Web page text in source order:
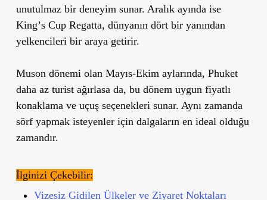
unutulmaz bir deneyim sunar. Aralık ayında ise
King’s Cup Regatta, dünyanın dört bir yanından
yelkencileri bir araya getirir.
Muson dönemi olan Mayıs-Ekim aylarında, Phuket
daha az turist ağırlasa da, bu dönem uygun fiyatlı
konaklama ve uçuş seçenekleri sunar. Aynı zamanda
sörf yapmak isteyenler için dalgaların en ideal olduğu
zamandır.
İlginizi Çekebilir:
Vizesiz Gidilen Ülkeler ve Ziyaret Noktaları